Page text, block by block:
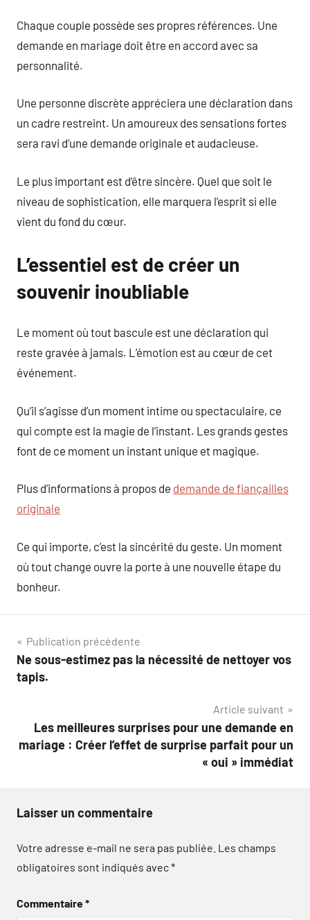
Chaque couple possède ses propres références. Une
demande en mariage doit être en accord avec sa
personnalité.
Une personne discrète appréciera une déclaration dans
un cadre restreint. Un amoureux des sensations fortes
sera ravi d’une demande originale et audacieuse.
Le plus important est d’être sincère. Quel que soit le
niveau de sophistication, elle marquera l’esprit si elle
vient du fond du cœur.
L’essentiel est de créer un
souvenir inoubliable
Le moment où tout bascule est une déclaration qui
reste gravée à jamais. L’émotion est au cœur de cet
événement.
Qu’il s’agisse d’un moment intime ou spectaculaire, ce
qui compte est la magie de l’instant. Les grands gestes
font de ce moment un instant unique et magique.
Plus d’informations à propos de demande de fiançailles
originale
Ce qui importe, c’est la sincérité du geste. Un moment
où tout change ouvre la porte à une nouvelle étape du
bonheur.
Navigation
de
Publication précédente
Ne sous-estimez pas la nécessité de nettoyer vos
tapis.
Article suivant
Les meilleures surprises pour une demande en
mariage : Créer l’effet de surprise parfait pour un
« oui » immédiat
Laisser un commentaire
Votre adresse e-mail ne sera pas publiée. Les champs
obligatoires sont indiqués avec*
Commentaire*